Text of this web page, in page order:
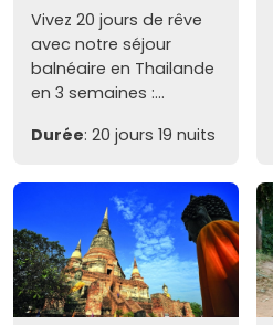
Vivez 20 jours de rêve
avec notre séjour
balnéaire en Thailande
en 3 semaines :...
Durée: 20 jours 19 nuits